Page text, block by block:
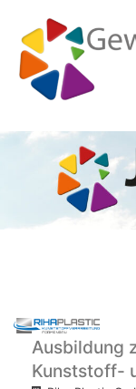
Ausbildung
Kunststoff-